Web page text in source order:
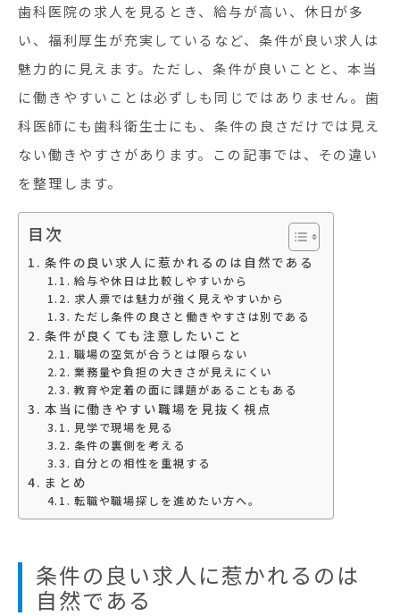
歯科医院の求人を見るとき、給与が高い、休日が多
い、福利厚生が充実しているなど、条件が良い求人は
魅力的に見えます。ただし、条件が良いことと、本当
に働きやすいことは必ずしも同じではありません。歯
科医師にも歯科衛生士にも、条件の良さだけでは見え
ない働きやすさがあります。この記事では、その違い
を整理します。
目次
条件の良い求人に惹かれるのは自然である
給与や休日は比較しやすいから
求人票では魅力が強く見えやすいから
ただし条件の良さと働きやすさは別である
条件が良くても注意したいこと
職場の空気が合うとは限らない
業務量や負担の大きさが見えにくい
教育や定着の面に課題があることもある
本当に働きやすい職場を見抜く視点
見学で現場を見る
条件の裏側を考える
自分との相性を重視する
まとめ
転職や職場探しを進めたい方へ。
条件の良い求人に惹かれるのは
自然である